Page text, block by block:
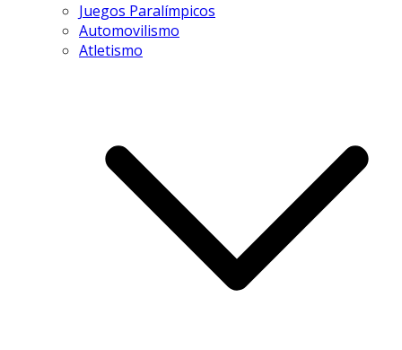
Juegos Paralímpicos
Automovilismo
Atletismo